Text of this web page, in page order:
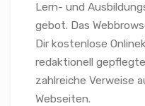
Lern- und
gebot. Das
Dir kostenlose
redaktionell
zahlreiche Verweise
Webseiten.